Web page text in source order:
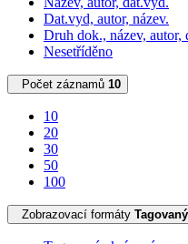
Dat.vyd, autor, název.
Druh dok., název, autor,
Nesetříděno
Počet záznamů 10
10
20
30
50
100
Zobrazovací formáty